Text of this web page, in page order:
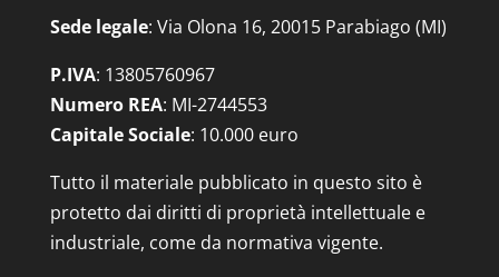
Sede legale: Via Olona 16, 20015 Parabiago (MI)
P.IVA: 13805760967
Numero REA: MI-2744553
Capitale Sociale: 10.000 euro
Tutto il materiale pubblicato in questo sito è
protetto dai diritti di proprietà intellettuale e
industriale, come da normativa vigente.